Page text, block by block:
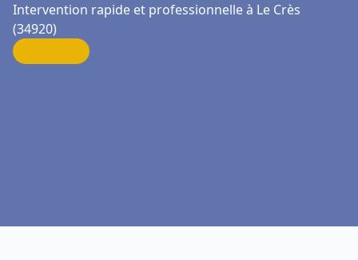
Intervention rapide et professionnelle à Le Crès
(34920)